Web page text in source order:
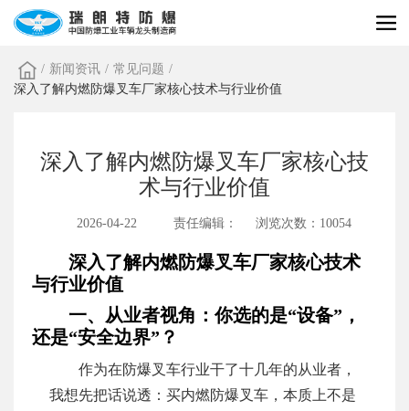
/ 新闻资讯 / 常见问题 /
深入了解内燃防爆叉车厂家核心技术与行业价值
深入了解内燃防爆叉车厂家核心技
术与行业价值
2026-04-22 责任编辑： 浏览次数：10054
深入了解内燃防爆叉车厂家核心技术
与行业价值
一、从业者视角：你选的是“设备”，
还是“安全边界”？
作为在防爆叉车行业干了十几年的从业者，
我想先把话说透：买内燃防爆叉车，本质上不是